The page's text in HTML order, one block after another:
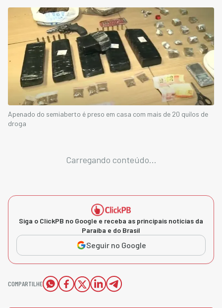
Apenado do semiaberto é preso em casa com mais de 20 quilos de
droga
Carregando conteúdo...
Siga o ClickPB no Google e receba as principais notícias da
Paraíba e do Brasil
Seguir no Google
COMPARTILHE